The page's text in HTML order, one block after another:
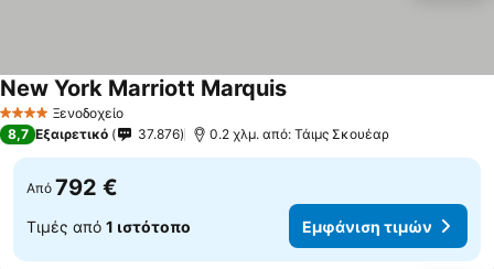
4 ΑστέριαΞενοδοχείο
New York Marriott Marquis
8,7 Εξαιρετικό 37.876 0.2 χλμ. από: Τάιμς Σκουέαρ
Από 792 €
Τιμές από 1 ιστότοπο Εμφάνιση τιμών